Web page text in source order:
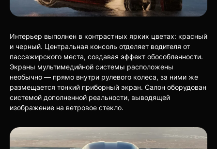
Интерьер выполнен в контрастных ярких цветах: красный
и черный. Центральная консоль отделяет водителя от
пассажирского места, создавая эффект обособленности.
Экраны мультимедийной системы расположены
необычно — прямо внутри рулевого колеса, за ними же
размещается тонкий приборный экран. Салон оборудован
системой дополненной реальности, выводящей
изображение на ветровое стекло.